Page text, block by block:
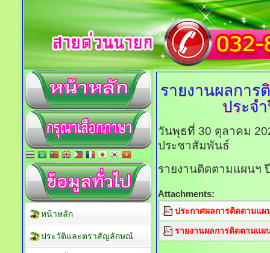
รายงานผลกา
ประจ
วันพุธที่ 30 ตุลาคม
ประชาสัมพันธ์
รายงานติดตามแผนฯ
Attachments:
ประกาศผลการติดตามแผ
รายงานผลการติดตามแผ
หน้าหลัก
ประวัติและตราสัญลักษณ์